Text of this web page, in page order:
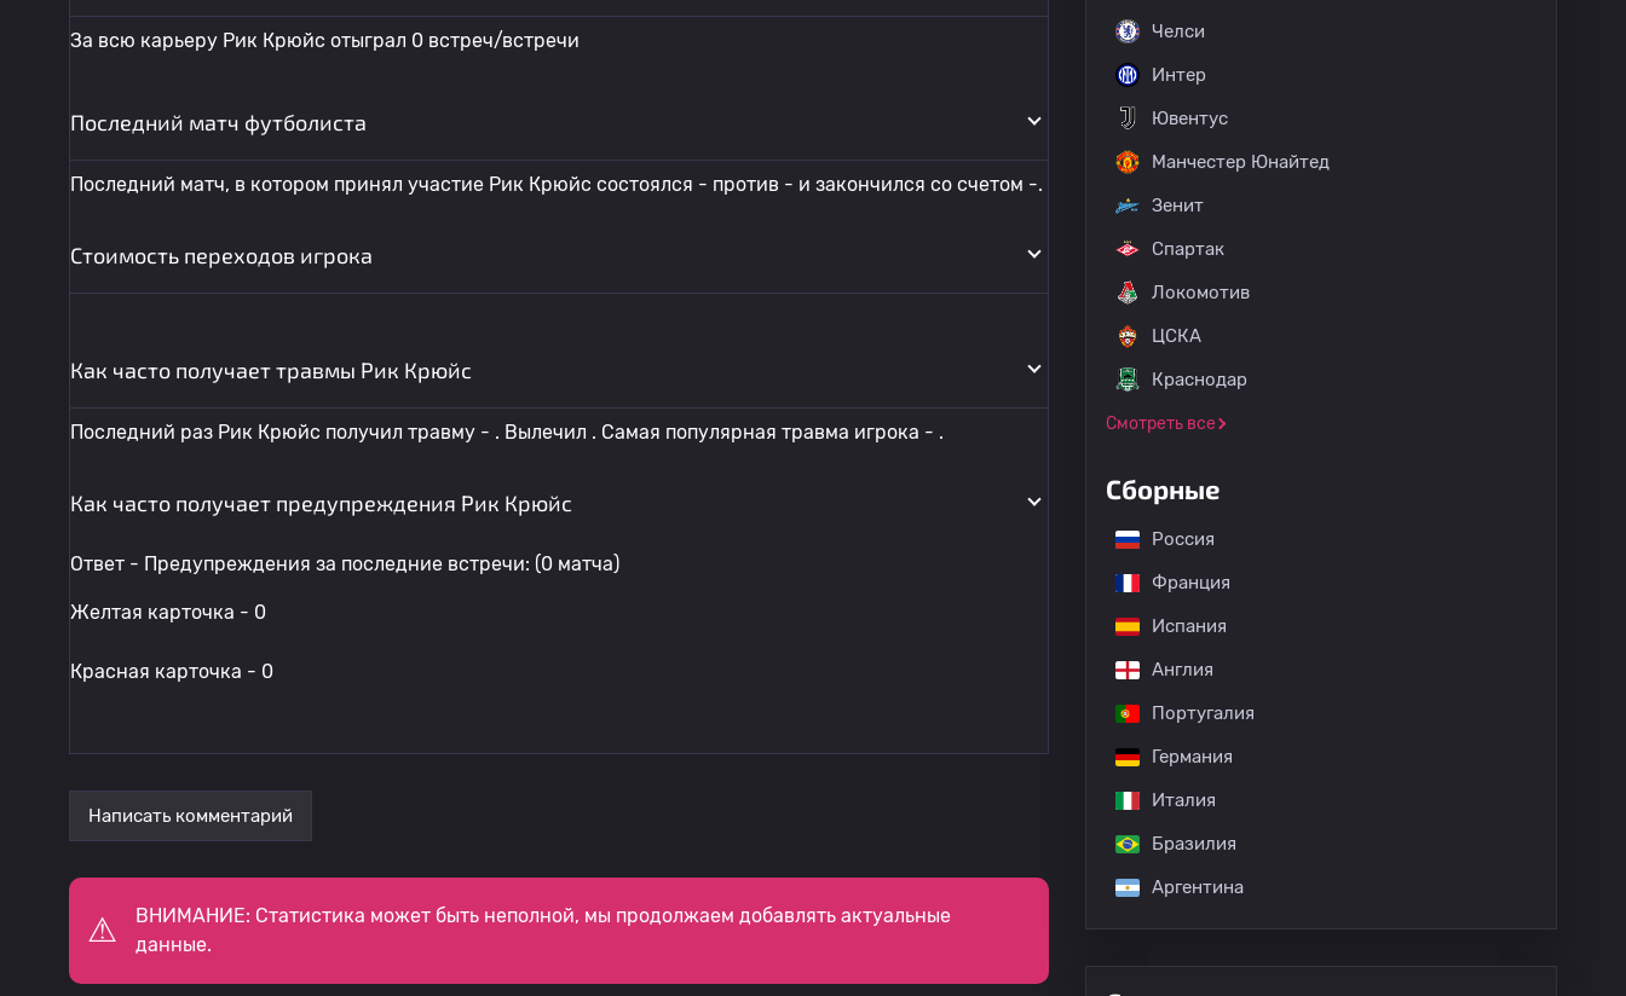
За всю карьеру Рик Крюйс отыграл 0 встреч/встречи
Последний матч футболиста
Последний матч, в котором принял участие Рик Крюйс состоялся - против - и закончился со счетом -.
Стоимость переходов игрока
Как часто получает травмы Рик Крюйс
Последний раз Рик Крюйс получил травму - . Вылечил . Самая популярная травма игрока - .
Как часто получает предупреждения Рик Крюйс
Ответ - Предупреждения за последние встречи: (0 матча)
Желтая карточка - 0
Красная карточка - 0
Написать комментарий
ВНИМАНИЕ: Статистика может быть неполной, мы продолжаем добавлять актуальные
данные.
Челси
Интер
Ювентус
Манчестер Юнайтед
Зенит
Спартак
Локомотив
ЦСКА
Краснодар
Смотреть все
Сборные
Россия
Франция
Испания
Англия
Португалия
Германия
Италия
Бразилия
Аргентина